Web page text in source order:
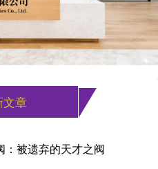
文章
：被遗弃的天才之阀